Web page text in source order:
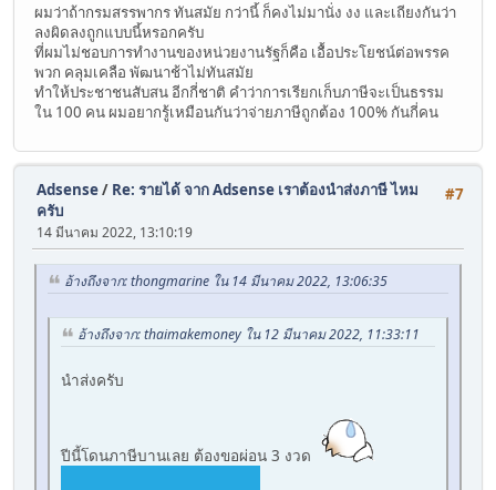
ผมว่าถ้ากรมสรรพากร ทันสมัย กว่านี้ ก็คงไม่มานั่ง งง และเถียงกันว่า
ลงผิดลงถูกแบบนี้หรอกครับ
ที่ผมไม่ชอบการทำงานของหน่วยงานรัฐก็คือ เอื้อประโยชน์ต่อพรรค
พวก คลุมเคลือ พัฒนาช้าไม่ทันสมัย
ทำให้ประชาชนสับสน อีกกี่ชาติ คำว่าการเรียกเก็บภาษีจะเป็นธรรม
ใน 100 คน ผมอยากรู้เหมือนกันว่าจ่ายภาษีถูกต้อง 100% กันกี่คน
#7
Adsense/ Re: รายได้ จาก Adsense เราต้องนำส่งภาษี ไหม
ครับ
14 มีนาคม 2022, 13:10:19
อ้างถึงจาก: thongmarine ใน 14 มีนาคม 2022, 13:06:35
อ้างถึงจาก: thaimakemoney ใน 12 มีนาคม 2022, 11:33:11
นำส่งครับ
ปีนี้โดนภาษีบานเลย ต้องขอผ่อน 3 งวด